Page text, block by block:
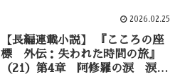
2026.02.25
【長編連載小説】 『こころの座
標 外伝：失われた時間の旅』
（21）第4章 阿修羅の涙 涙の